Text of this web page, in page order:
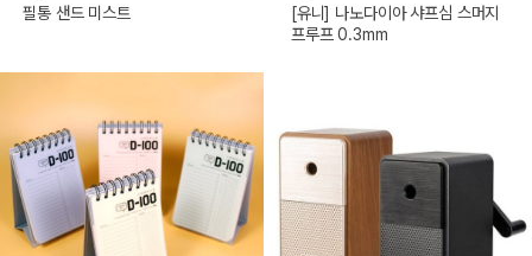
필통 샌드 미스트
[유니] 나노다이아 샤프심 스머지
프루프 0.3mm